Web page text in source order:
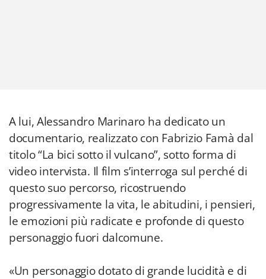
A lui, Alessandro Marinaro ha dedicato un
documentario, realizzato con Fabrizio Famà dal
titolo “La bici sotto il vulcano”, sotto forma di
video intervista. Il film s’interroga sul perché di
questo suo percorso, ricostruendo
progressivamente la vita, le abitudini, i pensieri,
le emozioni più radicate e profonde di questo
personaggio fuori dalcomune.
«Un personaggio dotato di grande lucidità e di